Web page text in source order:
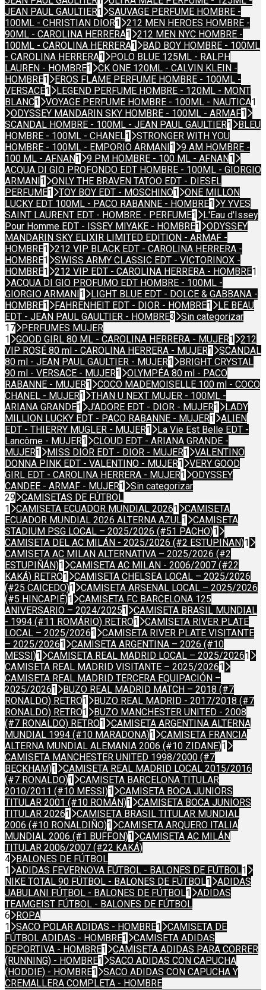
JEAN PAUL GAULTIER1
SAUVAGE PERFUME HOMBRE -
100ML - CHRISTIAN DIOR1
212 MEN HEROES HOMBRE -
90ML - CAROLINA HERRERA1
212 MEN NYC HOMBRE -
100ML - CAROLINA HERRERA1
BAD BOY HOMBRE - 100ML
- CAROLINA HERRERA1
POLO BLUE 125ML - RALPH
LAUREN - HOMBRE1
CK ONE 120ML - CALVIN KLEIN -
HOMBRE1
EROS FLAME PERFUME HOMBRE - 100ML -
VERSACE1
LEGEND PERFUME HOMBRE - 120ML - MONT
BLANC1 VOYAGE PERFUME HOMBRE - 100ML - NAUTICA1
ODYSSEY MANDARIN SKY HOMBRE - 100ML - ARMAF1
SCANDAL HOMBRE - 100ML - JEAN PAUL GAULTIER1
BLEU
HOMBRE - 100ML - CHANEL1
STRONGER WITH YOU
HOMBRE - 100ML - EMPORIO ARMANI 1
9 AM HOMBRE -
100 ML - AFNAN1 9 PM HOMBRE - 100 ML - AFNAN1
ACQUA DI GIO PROFONDO EDT HOMBRE - 100ML - GIORGIO
ARMANI 1
ONLY THE BRAVEN TATOO EDT - DIESEL
PERFUME1 TOY BOY EDT - MOSCHINO1
ONE MILLON
LUCKY EDT 100ML - PACO RABANNE - HOMBRE1
Y YVES
SAINT LAURENT EDT - HOMBRE - PERFUME1
L'Eau d'Issey
Pour Homme EDT - ISSEY MIYAKE - HOMBRE1
ODYSSEY
MANDARIN SKY ELIXIR LIMITED EDITION - ARMAF -
HOMBRE1
212 VIP BLACK EDT - CAROLINA HERRERA -
HOMBRE1
SWISS ARMY CLASSIC EDT - VICTORINOX -
HOMBRE1 212 VIP EDT - CAROLINA HERRERA - HOMBRE1
ACQUA DI GIO PROFUMO EDT HOMBRE - 100ML -
GIORGIO ARMANI 1
LIGHT BLUE EDT - DOLCE & GABBANA -
HOMBRE1 FAHRENHEIT EDT - DIOR - HOMBRE1
LE BEAU
EDT - JEAN PAUL GAULTIER - HOMBRE3
Sin categorizar
17
PERFUMES MUJER
1
GOOD GIRL 80 ML - CAROLINA HERRERA - MUJER1
212
VIP ROSÉ 80 ml - CAROLINA HERRERA - MUJER1
SCANDAL
80 ml - JEAN PAUL GAULTIER - MUJER1
BRIGHT CRYSTAL
90 ml - VERSACE - MUJER1
OLYMPÉA 80 ml - PACO
RABANNE - MUJER1
COCO MADEMOISELLE 100 ml - COCO
CHANEL - MUJER1
THAN U NEXT MUJER - 100ML -
ARIANA GRANDE1 J'ADORE EDT - DIOR - MUJER1
LADY
MILLION LUCKY EDT - PACO RABANNE - MUJER1
ALIEN
EDT - THIERRY MUGLER - MUJER1
La Vie Est Belle EDT -
Lancôme - MUJER1
CLOUD EDT - ARIANA GRANDE -
MUJER1 MISS DIOR EDT - DIOR - MUJER1
VALENTINO
DONNA PINK EDT - VALENTINO - MUJER1
VERY GOOD
GIRL EDT - CAROLINA HERRERA - MUJER1
ODYSSEY
CANDEE - ARMAF - MUJER1
Sin categorizar
29 CAMISETAS DE FÚTBOL
1
CAMISETA ECUADOR MUNDIAL 20261
CAMISETA
ECUADOR MUNDIAL 2026 ALTERNA AZUL1
CAMISETA
STADIUM PSG LOCAL – 2025/2026 (#51 PACHO)1
CAMISETA DEL AC MILÁN - 2025/2026 (#2 ESTUPIÑAN)1
CAMISETA AC MILAN ALTERNATIVA – 2025/2026 (#2
ESTUPIÑÁN)1
CAMISETA AC MILAN - 2006/2007 (#22
KAKÁ) RETRO1
CAMISETA CHELSEA LOCAL – 2025/2026
(#25 CAICEDO)1
CAMISETA ARSENAL LOCAL – 2025/2026
(#5 HINCAPIÉ)1
CAMISETA FC BARCELONA 125
ANIVERSARIO – 2024/20251
CAMISETA BRASIL MUNDIAL
- 1994 (#11 ROMÁRIO) RETRO1
CAMISETA RIVER PLATE
LOCAL – 2025/20261
CAMISETA RIVER PLATE VISITANTE
– 2025/20261
CAMISETA ARGENTINA – 2026 (#10
MESSI)1 CAMISETA REAL MADRID LOCAL – 2025/20261
CAMISETA REAL MADRID VISITANTE – 2025/20261
CAMISETA REAL MADRID TERCERA EQUIPACIÓN –
2025/20261
BUZO REAL MADRID MATCH – 2018 (#7
RONALDO) RETRO1
BUZO REAL MADRID - 2017/2018 (#7
RONALDO) RETRO1
BUZO MANCHESTER UNITED - 2008
(#7 RONALDO) RETRO1
CAMISETA ARGENTINA ALTERNA
MUNDIAL 1994 (#10 MARADONA)1
CAMISETA FRANCIA
ALTERNA MUNDIAL ALEMANIA 2006 (#10 ZIDANE)1
CAMISETA MANCHESTER UNITED 1998/2000 (#7
BECKHAM)1
CAMISETA REAL MADRID LOCAL 2015/2016
(#7 RONALDO)1
CAMISETA BARCELONA TITULAR
2010/2011 (#10 MESSI)1
CAMISETA BOCA JUNIORS
TITULAR 2001 (#10 ROMÁN)1
CAMISETA BOCA JUNIORS
TITULAR 20261
CAMISETA BRASIL TITULAR MUNDIAL
2006 (#10 RONALDIÑO)1
CAMISETA ARQUERO ITALIA
MUNDIAL 2006 (#1 BUFFON)1
CAMISETA AC MILÁN
TITULAR 2006/2007 (#22 KAKÁ)
4
BALONES DE FÚTBOL
1
ADIDAS FEVERNOVA FÚTBOL - BALONES DE FÚTBOL1
NIKE TOTAL 90 FÚTBOL - BALONES DE FÚTBOL1
ADIDAS
JABULANI FÚTBOL - BALONES DE FÚTBOL1
ADIDAS
TEAMGEIST FÚTBOL - BALONES DE FÚTBOL
6
ROPA
1
SACO POLAR ADIDAS - HOMBRE1
CAMISETA DE
FÚTBOL ADIDAS - HOMBRE1
CAMISETA ADIDAS
DEPORTIVA - HOMBRE1
CAMISETA ADIDAS PARA CORRER
(RUNNING) - HOMBRE1
SACO ADIDAS CON CAPUCHA
(HODDIE) - HOMBRE1
SACO ADIDAS CON CAPUCHA Y
CREMALLERA COMPLETA - HOMBRE